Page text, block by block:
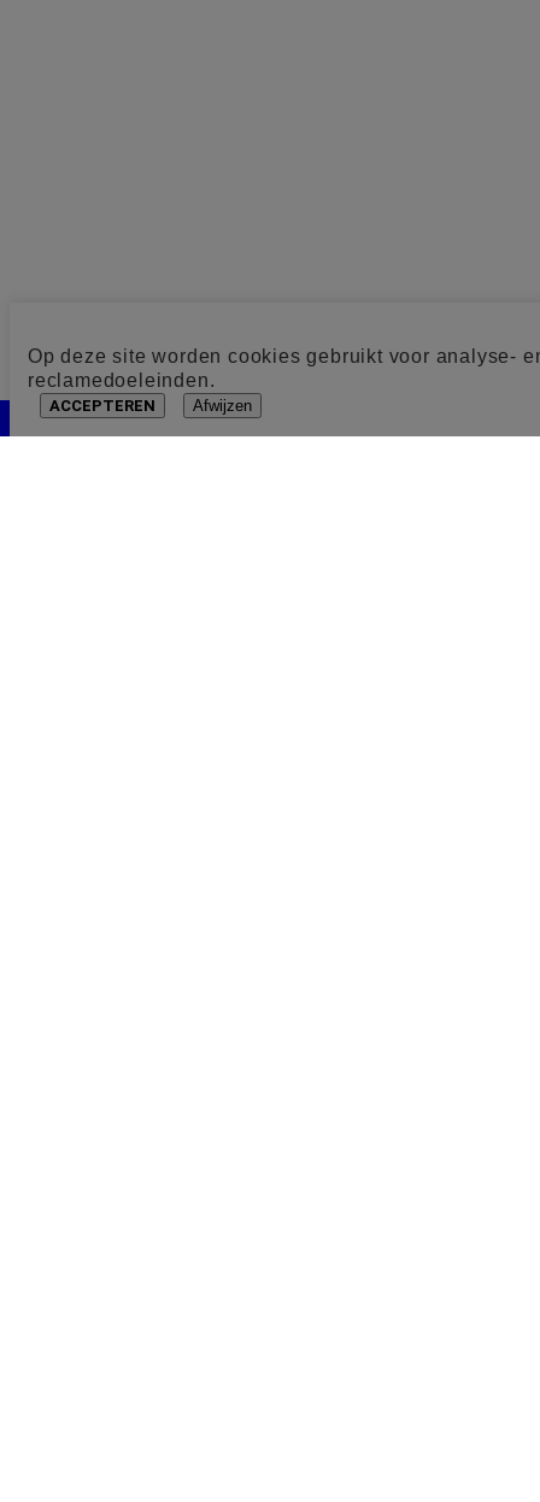
Op deze site worden cookies gebruikt voor analyse-
reclamedoeleinden.
ACCEPTEREN Afwijzen
Cookie toestemming